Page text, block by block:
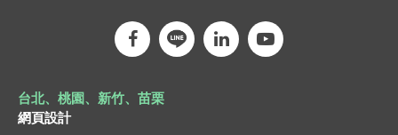
台北、桃園、新竹、苗栗
網頁設計